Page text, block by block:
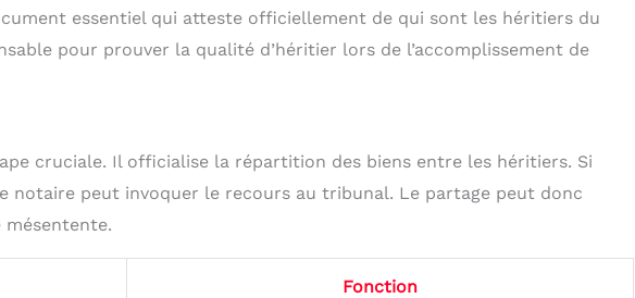
essentiel qui atteste officiellement de qui sont les héritiers du
pour prouver la qualité d’héritier lors de l’accomplissement de
cruciale. Il officialise la répartition des biens entre les héritiers. Si
notaire peut invoquer le recours au tribunal. Le partage peut donc
mésentente.
Fonction